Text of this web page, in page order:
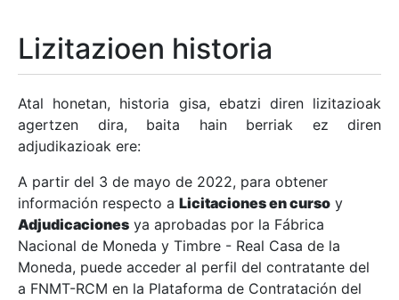
Erakutsi/Ezkutatu
Erakutsi/Ezkutatu
Erakutsi/Ezkutatu
Erakutsi/Ezkutatu
Lizitazioen historia
Atal honetan, historia gisa, ebatzi diren lizitazioak
agertzen dira, baita hain berriak ez diren
adjudikazioak ere:
A partir del 3 de mayo de 2022, para obtener
información respecto a Licitaciones en curso y
Adjudicaciones ya aprobadas por la Fábrica
Nacional de Moneda y Timbre - Real Casa de la
Moneda, puede acceder al perfil del contratante del
a FNMT-RCM en la Plataforma de Contratación del